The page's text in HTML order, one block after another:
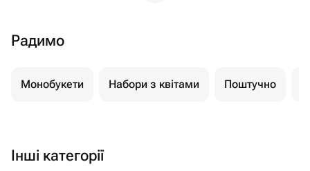
Радимо
Монобукети Набори з квітами Поштучно
Інші категорії